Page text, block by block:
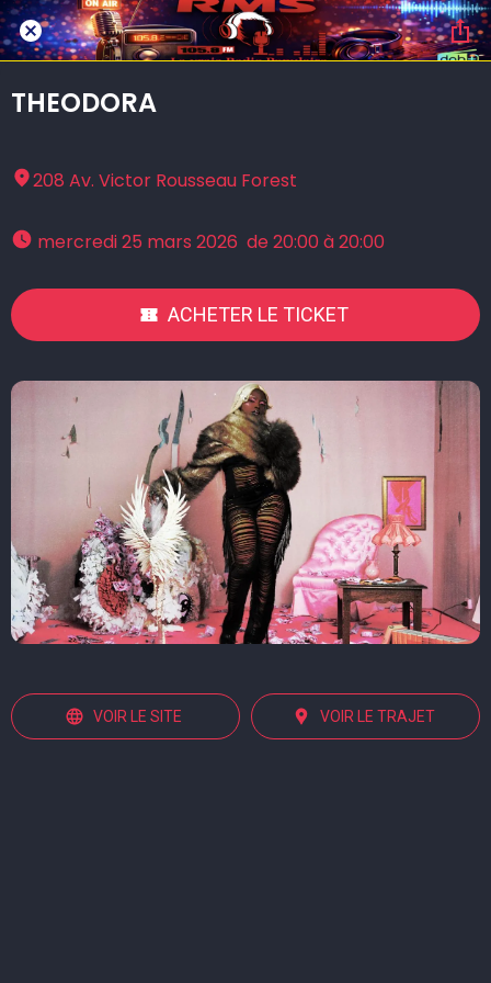
THEODORA
208 Av. Victor Rousseau Forest
mercredi 25 mars 2026  de 20:00 à 20:00
ACHETER LE TICKET
VOIR LE SITE VOIR LE TRAJET